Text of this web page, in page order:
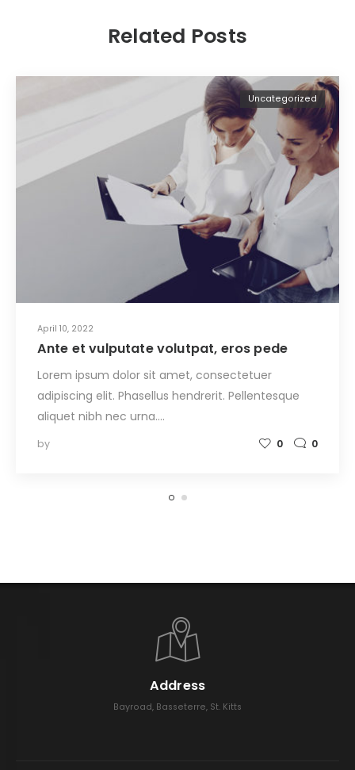
Related Posts
April 10, 2022
Uncategorized
Ante et vulputate volutpat, eros pede
Lorem ipsum dolor sit amet, consectetuer
adipiscing elit. Phasellus hendrerit. Pellentesque
aliquet nibh nec urna.…
by 0 0
Address
Bayroad, Basseterre, St. Kitts